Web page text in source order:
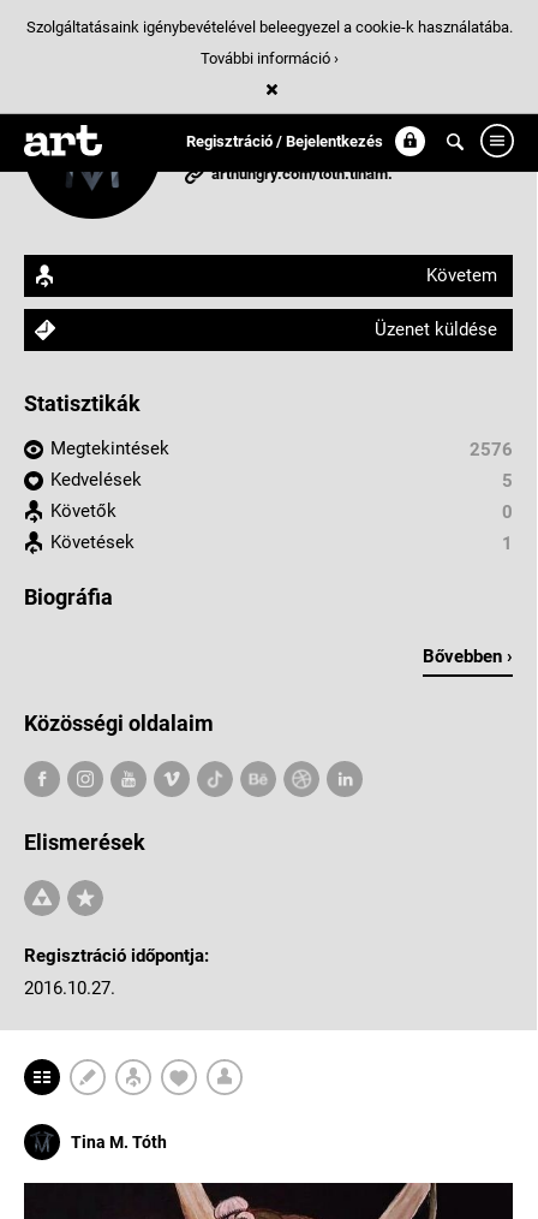
Regisztráció / Bejelentkezés
Tina M. Tóth
Budapest, Magyarország
arthungry.com/toth.tinam.
Követem
Üzenet küldése
Statisztikák
Megtekintések
2576
Kedvelések
5
Követők
0
Követések
1
Biográfia
Bővebben ›
Közösségi oldalaim
Elismerések
Regisztráció időpontja:
2016.10.27.
Tina M. Tóth
Szolgáltatásaink igénybevételével beleegyezel a cookie-k használatába.
További információ ›